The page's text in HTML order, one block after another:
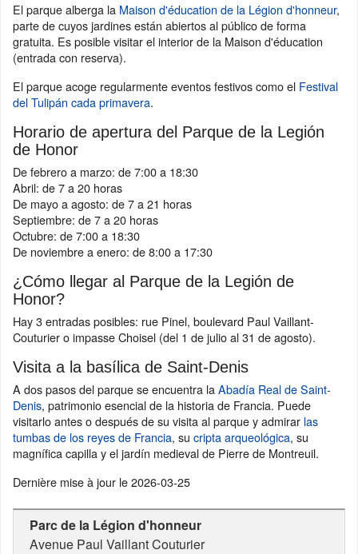
El parque alberga la Maison d'éducation de la Légion d'honneur,
parte de cuyos jardines están abiertos al público de forma
gratuita. Es posible visitar el interior de la Maison d'éducation
(entrada con reserva).
El parque acoge regularmente eventos festivos como el Festival
del Tulipán cada primavera.
Horario de apertura del Parque de la Legión
de Honor
De febrero a marzo: de 7:00 a 18:30
Abril: de 7 a 20 horas
De mayo a agosto: de 7 a 21 horas
Septiembre: de 7 a 20 horas
Octubre: de 7:00 a 18:30
De noviembre a enero: de 8:00 a 17:30
¿Cómo llegar al Parque de la Legión de
Honor?
Hay 3 entradas posibles: rue Pinel, boulevard Paul Vaillant-
Couturier o impasse Choisel (del 1 de julio al 31 de agosto).
Visita a la basílica de Saint-Denis
A dos pasos del parque se encuentra laAbadía Real de Saint-
Denis, patrimonio esencial de la historia de Francia. Puede
visitarlo antes o después de su visita al parque y admirar las
tumbas de los reyes de Francia, su cripta arqueológica, su
magnífica capilla y el jardín medieval de Pierre de Montreuil.
Dernière mise à jour le2026-03-25
Parc de la Légion d'honneur
Avenue Paul Vaillant Couturier